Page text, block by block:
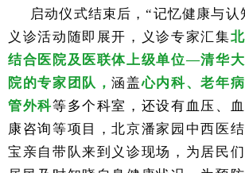
启动仪式结束后，“记忆健康与认
义诊活动随即展开，义诊专家汇集
结合医院及医联体上级单位—清华大
院的专家团队，涵盖心内科、老年
管外科等多个科室，还设有血压、
康咨询等项目，北京潘家园中西医
宝亲自带队来到义诊现场，为居民